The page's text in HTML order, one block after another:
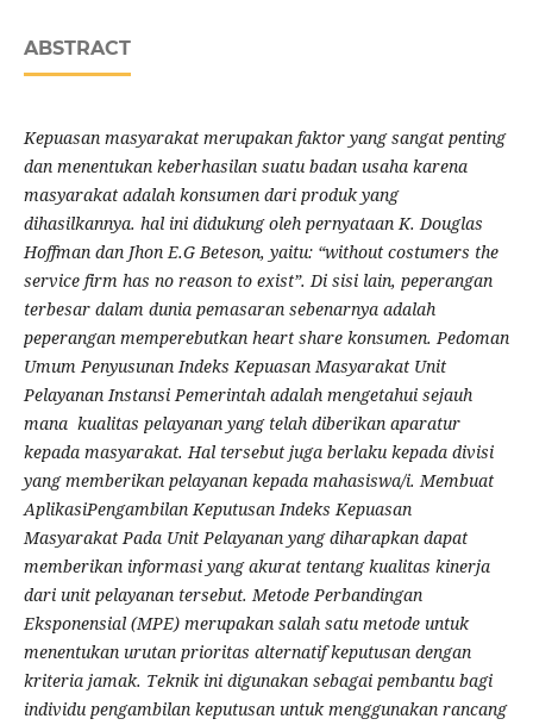
ABSTRACT
Kepuasan masyarakat merupakan faktor yang sangat penting
dan menentukan keberhasilan suatu badan usaha karena
masyarakat adalah konsumen dari produk yang
dihasilkannya. hal ini didukung oleh pernyataan K. Douglas
Hoffman dan Jhon E.G Beteson, yaitu: “without costumers the
service firm has no reason to exist”. Di sisi lain, peperangan
terbesar dalam dunia pemasaran sebenarnya adalah
peperangan memperebutkan heart share konsumen.Pedoman
Umum Penyusunan Indeks Kepuasan Masyarakat Unit
Pelayanan Instansi Pemerintah adalah mengetahui sejauh
mana kualitas pelayanan yang telah diberikan aparatur
kepada masyarakat. Hal tersebut juga berlaku kepada divisi
yang memberikan pelayanan kepada mahasiswa/i. Membuat
AplikasiPengambilan Keputusan Indeks Kepuasan
Masyarakat Pada Unit Pelayanan yang diharapkan dapat
memberikan informasi yang akurat tentang kualitas kinerja
dari unit pelayanan tersebut. Metode Perbandingan
Eksponensial (MPE) merupakan salah satu metode untuk
menentukan urutan prioritas alternatif keputusan dengan
kriteria jamak. Teknik ini digunakan sebagai pembantu bagi
individu pengambilan keputusan untuk menggunakan rancang